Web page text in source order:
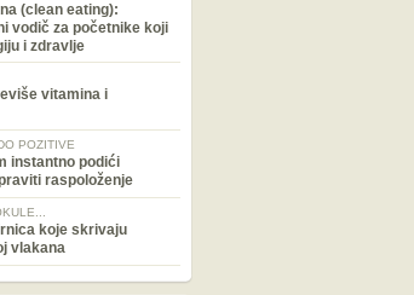
(clean eating):
vodič za početnike koji
i zdravlje
vitamina i
POZITIVE
instantno podići
raspoloženje
koje skrivaju
vlakana